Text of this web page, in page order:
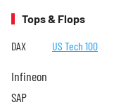
Tops & Flops
DAX US Tech 100
Infineon
SAP